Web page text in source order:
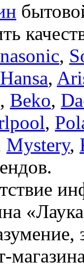
,
Hansa,
, Beko,
,
Mystery,